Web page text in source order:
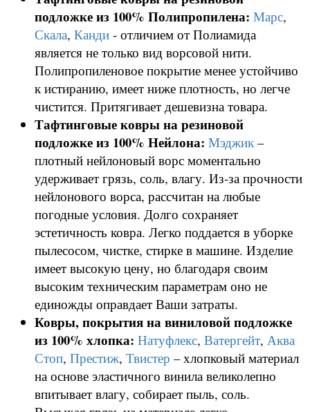
подложке из 100% Полипропилена: Марс,
Скала, Канди - отличием от Полиамида
является не только вид ворсовой нити.
Полипропиленовое покрытие менее устойчиво
к истиранию, имеет ниже плотность, но легче
чистится. Притягивает дешевизна товара.
Тафтинговые ковры на резиновой
подложке из 100% Нейлона: Мэджик –
плотный нейлоновый ворс моментально
удерживает грязь, соль, влагу. Из-за прочности
нейлонового ворса, рассчитан на любые
погодные условия. Долго сохраняет
эстетичность ковра. Легко поддается в уборке
пылесосом, чистке, стирке в машине. Изделие
имеет высокую цену, но благодаря своим
высоким техническим параметрам оно не
единожды оправдает Ваши затраты.
Ковры, покрытия на виниловой подложке
из 100% хлопка: Натуфлекс, Ватергейт, Аква
Стоп, Престиж, Твистер – хлопковый материал
на основе эластичного винила великолепно
впитывает влагу, собирает пыль, соль.